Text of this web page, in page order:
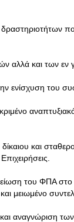
αλλά και των εν
ενίσχυση του
και
του ΦΠΑ στο
μειωμένο
αναγνώριση